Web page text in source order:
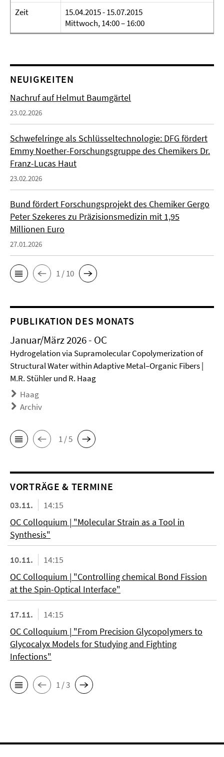
Zeit
15.04.2015 - 15.07.2015
Mittwoch, 14:00 – 16:00
NEUIGKEITEN
Nachruf auf Helmut Baumgärtel
23.02.2026
Schwefelringe als Schlüsseltechnologie: DFG fördert
Emmy Noether-Forschungsgruppe des Chemikers Dr.
Franz-Lucas Haut
23.02.2026
Bund fördert Forschungsprojekt des Chemiker Gergo
Peter Szekeres zu Präzisionsmedizin mit 1,95
Millionen Euro
27.01.2026
1 / 10
PUBLIKATION DES MONATS
Januar/März 2026 - OC
Hydrogelation via Supramolecular Copolymerization of
Structural Water within Adaptive Metal–Organic Fibers |
M.R. Stühler und R. Haag
Haag
Archiv
1 / 5
VORTRÄGE & TERMINE
03.11.
14:15
OC Colloquium | "Molecular Strain as a Tool in
Synthesis"
10.11.
14:15
OC Colloquium | "Controlling chemical Bond Fission
at the Spin-Optical Interface"
17.11.
14:15
OC Colloquium | "From Precision Glycopolymers to
Glycocalyx Models for Studying and Fighting
Infections"
1 / 3